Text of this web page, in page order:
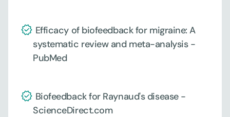
systematic review and meta-analysis -
PubMed
ScienceDirect.com